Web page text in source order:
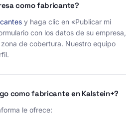
como fabricante?
y haga clic en «Publicar mi
con los datos de su empresa,
de cobertura. Nuestro equipo
como fabricante en Kalstein+?
le ofrece: